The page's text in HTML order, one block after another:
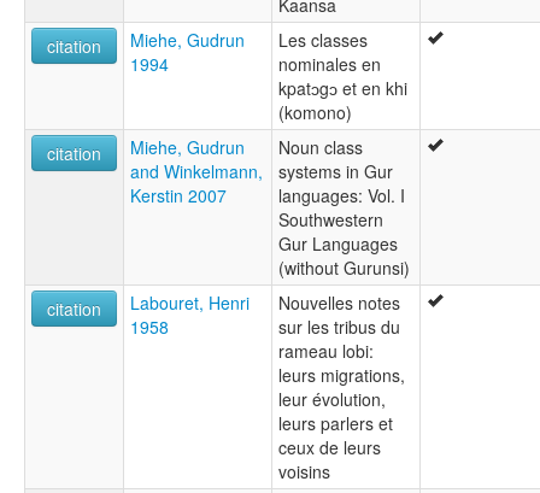
Kaansa
citation
Miehe, Gudrun
1994
Les classes
nominales en
kpatɔgɔ et en khi
(komono)
citation
Miehe, Gudrun
and Winkelmann,
Kerstin 2007
Noun class
systems in Gur
languages: Vol. I
Southwestern
Gur Languages
(without Gurunsi)
citation
Labouret, Henri
1958
Nouvelles notes
sur les tribus du
rameau lobi:
leurs migrations,
leur évolution,
leurs parlers et
ceux de leurs
voisins